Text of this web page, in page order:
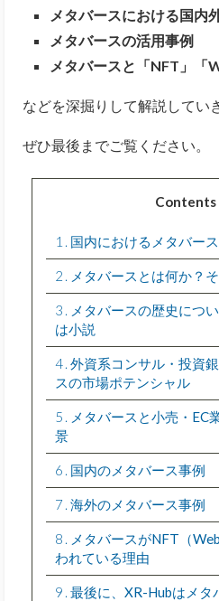
メタバースにおける国内
メタバースの活用事例
メタバースと「NFT」「
などを深掘りして解説してい
ぜひ最後までご覧ください。
Contents
1 国内におけるメタバー
2 メタバースとは何か？
3
メタバースの歴史につ
は小説
4 外資系コンサル・投資
スの市場ポテンシャル
5
メタバースと小売・EC
景
6 国内のメタバース事例
7 海外のメタバース事例
8
メタバースがNFT（
われている理由
9 最後に、XR-Hubはメタ